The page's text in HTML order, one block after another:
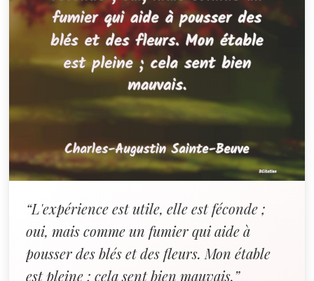
“L'expérience est utile, elle est féconde ;
oui, mais comme un fumier qui aide à
pousser des blés et des fleurs. Mon étable
est pleine ; cela sent bien mauvais.”